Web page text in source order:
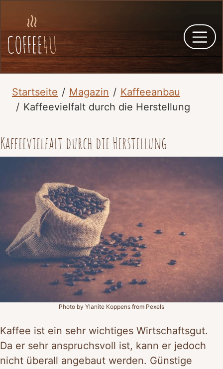
Startseite Magazin
Kaffeeanbau
Kaffeevielfalt durch die Herstellung
Kaffeevielfalt durch die Herstellung
Photo by Ylanite Koppens from Pexels
Kaffee ist ein sehr wichtiges Wirtschaftsgut.
Da er sehr anspruchsvoll ist, kann er jedoch
nicht überall angebaut werden. Günstige